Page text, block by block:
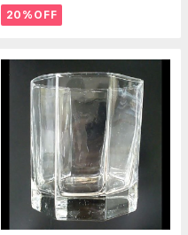
20%OFF